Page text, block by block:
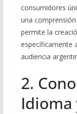
consumidores
una
permite la
específicamente
audiencia
2.
Idioma